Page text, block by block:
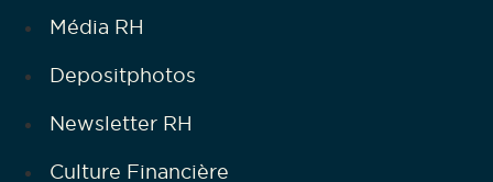
Média RH
Depositphotos
Newsletter RH
Culture Financière